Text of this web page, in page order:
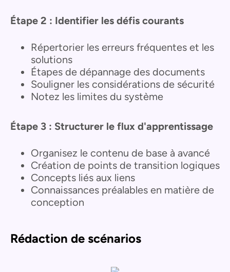
Étape 2 : Identifier les défis courants
Répertorier les erreurs fréquentes et les
solutions
Étapes de dépannage des documents
Souligner les considérations de sécurité
Notez les limites du système
Étape 3 : Structurer le flux d'apprentissage
Organisez le contenu de base à avancé
Création de points de transition logiques
Concepts liés aux liens
Connaissances préalables en matière de
conception
Rédaction de scénarios